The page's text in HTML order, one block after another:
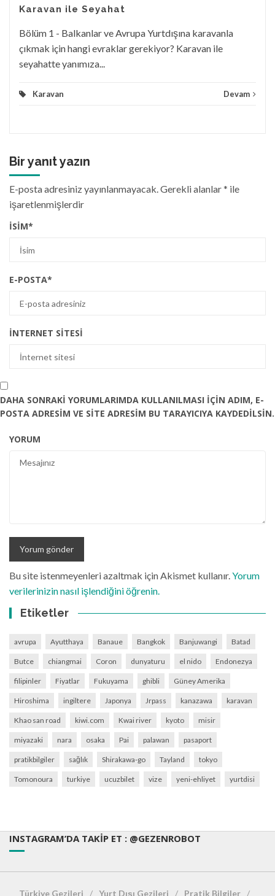
Karavan ile Seyahat
Bölüm 1 - Balkanlar ve Avrupa Yurtdışına karavanla
çıkmak için hangi evraklar gerekiyor? Karavan ile
seyahatte yanımıza...
Karavan Devam
Bir yanıt yazın
E-posta adresiniz yayınlanmayacak.Gerekli alanlar* ile
işaretlenmişlerdir
İSIM*
E-POSTA*
İNTERNET SITESI
DAHA SONRAKI YORUMLARIMDA KULLANILMASI IÇIN ADIM, E-
POSTA ADRESIM VE SITE ADRESIM BU TARAYICIYA KAYDEDILSIN.
YORUM
Bu site istenmeyenleri azaltmak için Akismet kullanır.Yorum
verilerinizin nasıl işlendiğini öğrenin.
Etiketler
avrupa Ayutthaya Banaue Bangkok Banjuwangi Batad
Butce chiangmai Coron dunyaturu el nido Endonezya
filipinler Fiyatlar Fukuyama ghibli Güney Amerika
Hiroshima ingiltere Japonya Jrpass kanazawa karavan
Khao san road kiwi.com Kwai river kyoto misir
miyazaki nara osaka Pai palawan pasaport
pratikbilgiler sağlık Shirakawa-go Tayland tokyo
Tomonoura turkiye ucuzbilet vize yeni-ehliyet yurtdisi
INSTAGRAM’DA TAKIP ET : @GEZENROBOT
Türkiye Gezileri Yurt Dışı Gezileri Pratik Bilgiler